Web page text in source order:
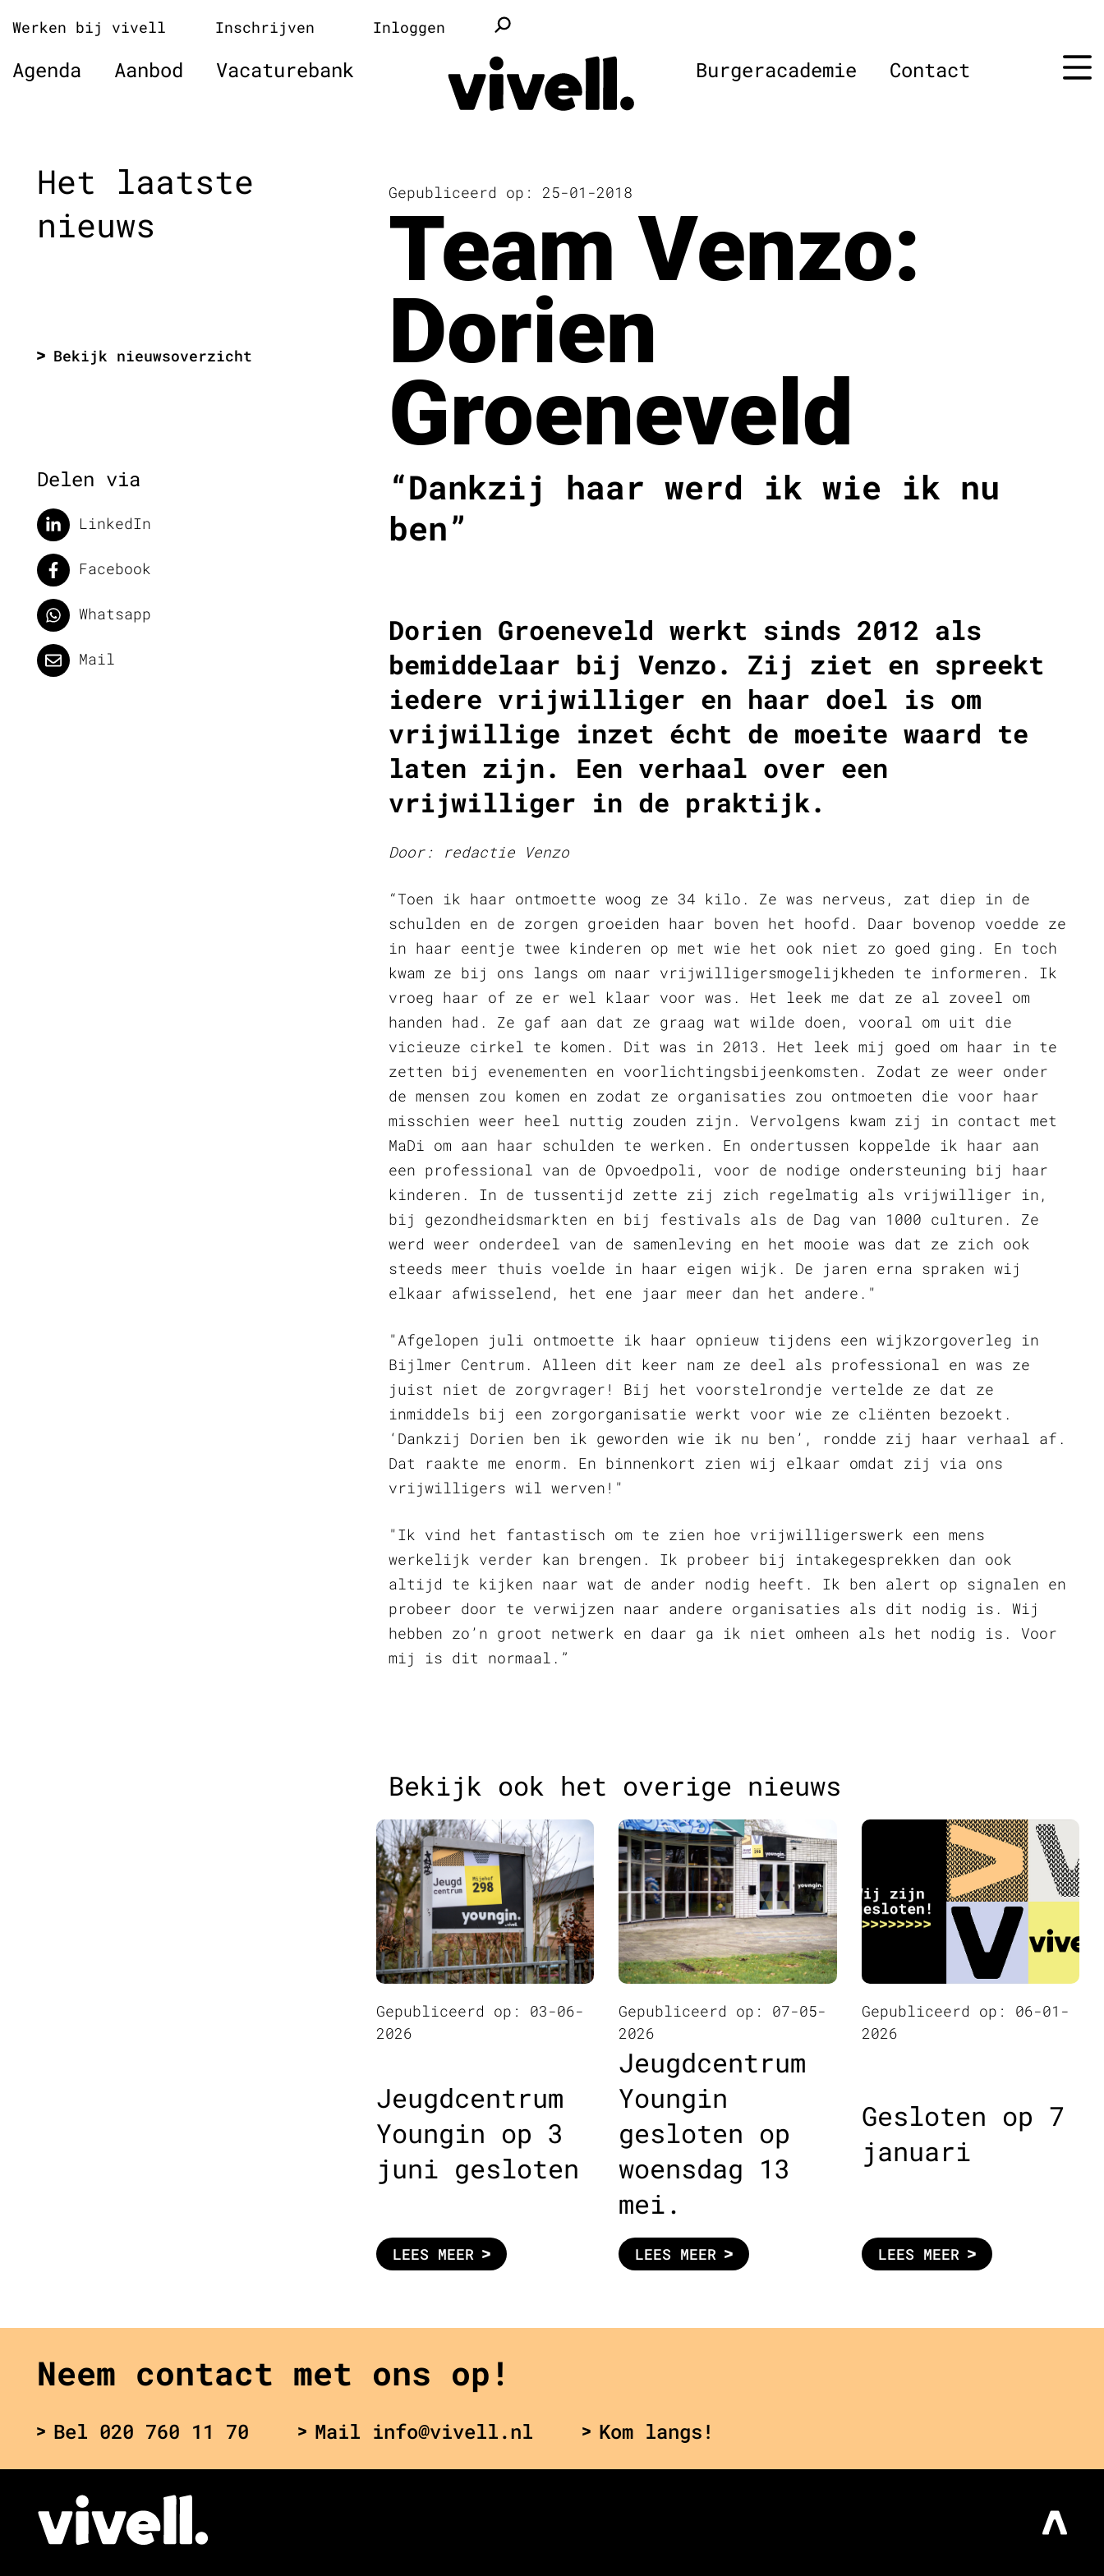
de
springen
Werken bij vivell Inschrijven Inloggen
Agenda Aanbod Vacaturebank Burgeracademie Contact
Het laatste
nieuws
Bekijk nieuwsoverzicht
Delen via
LinkedIn
Facebook
Whatsapp
Mail
Gepubliceerd op: 25-01-2018
Team Venzo:
Dorien
Groeneveld
“Dankzij haar werd ik wie ik nu
ben”
Dorien Groeneveld werkt sinds 2012 als
bemiddelaar bij Venzo. Zij ziet en spreekt
iedere vrijwilliger en haar doel is om
vrijwillige inzet écht de moeite waard te
laten zijn. Een verhaal over een
vrijwilliger in de praktijk.
Door: redactie Venzo
“Toen ik haar ontmoette woog ze 34 kilo. Ze was nerveus, zat diep in de
schulden en de zorgen groeiden haar boven het hoofd. Daar bovenop voedde ze
in haar eentje twee kinderen op met wie het ook niet zo goed ging. En toch
kwam ze bij ons langs om naar vrijwilligersmogelijkheden te informeren. Ik
vroeg haar of ze er wel klaar voor was. Het leek me dat ze al zoveel om
handen had. Ze gaf aan dat ze graag wat wilde doen, vooral om uit die
vicieuze cirkel te komen. Dit was in 2013. Het leek mij goed om haar in te
zetten bij evenementen en voorlichtingsbijeenkomsten. Zodat ze weer onder
de mensen zou komen en zodat ze organisaties zou ontmoeten die voor haar
misschien weer heel nuttig zouden zijn. Vervolgens kwam zij in contact met
MaDi om aan haar schulden te werken. En ondertussen koppelde ik haar aan
een professional van de Opvoedpoli, voor de nodige ondersteuning bij haar
kinderen. In de tussentijd zette zij zich regelmatig als vrijwilliger in,
bij gezondheidsmarkten en bij festivals als de Dag van 1000 culturen. Ze
werd weer onderdeel van de samenleving en het mooie was dat ze zich ook
steeds meer thuis voelde in haar eigen wijk. De jaren erna spraken wij
elkaar afwisselend, het ene jaar meer dan het andere."
"Afgelopen juli ontmoette ik haar opnieuw tijdens een wijkzorgoverleg in
Bijlmer Centrum. Alleen dit keer nam ze deel als professional en was ze
juist niet de zorgvrager! Bij het voorstelrondje vertelde ze dat ze
inmiddels bij een zorgorganisatie werkt voor wie ze cliënten bezoekt.
‘Dankzij Dorien ben ik geworden wie ik nu ben’, rondde zij haar verhaal af.
Dat raakte me enorm. En binnenkort zien wij elkaar omdat zij via ons
vrijwilligers wil werven!"
"Ik vind het fantastisch om te zien hoe vrijwilligerswerk een mens
werkelijk verder kan brengen. Ik probeer bij intakegesprekken dan ook
altijd te kijken naar wat de ander nodig heeft. Ik ben alert op signalen en
probeer door te verwijzen naar andere organisaties als dit nodig is. Wij
hebben zo’n groot netwerk en daar ga ik niet omheen als het nodig is. Voor
mij is dit normaal.”
Bekijk ook het overige nieuws
Gepubliceerd op: 03-06-
2026
Jeugdcentrum
Youngin op 3
juni gesloten
LEES MEER
Gepubliceerd op: 07-05-
2026
Jeugdcentrum
Youngin
gesloten op
woensdag 13
mei.
LEES MEER
Gepubliceerd op: 06-01-
2026
Gesloten op 7
januari
LEES MEER
Neem contact met ons op!
Bel 020 760 11 70 Mail info@vivell.nl Kom langs!